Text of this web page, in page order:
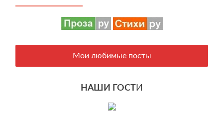
Мои любимые посты
НАШИ ГОСТИ